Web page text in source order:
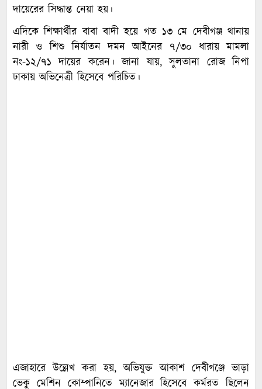
দায়েরের সিদ্ধান্ত নেয়া হয়।
এদিকে শিক্ষার্থীর বাবা বাদী হয়ে গত ১৩ মে দেবীগঞ্জ থানায়
নারী ও শিশু নির্যাতন দমন আইনের ৭/৩০ ধারায় মামলা
নং-১২/৭১ দায়ের করেন। জানা যায়, সুলতানা রোজ নিপা
ঢাকায় অভিনেত্রী হিসেবে পরিচিত।
এজাহারে উল্লেখ করা হয়, অভিযুক্ত আকাশ দেবীগঞ্জে ভাড়া
ভেকু মেশিন কোম্পানিতে ম্যানেজার হিসেবে কর্মরত ছিলেন